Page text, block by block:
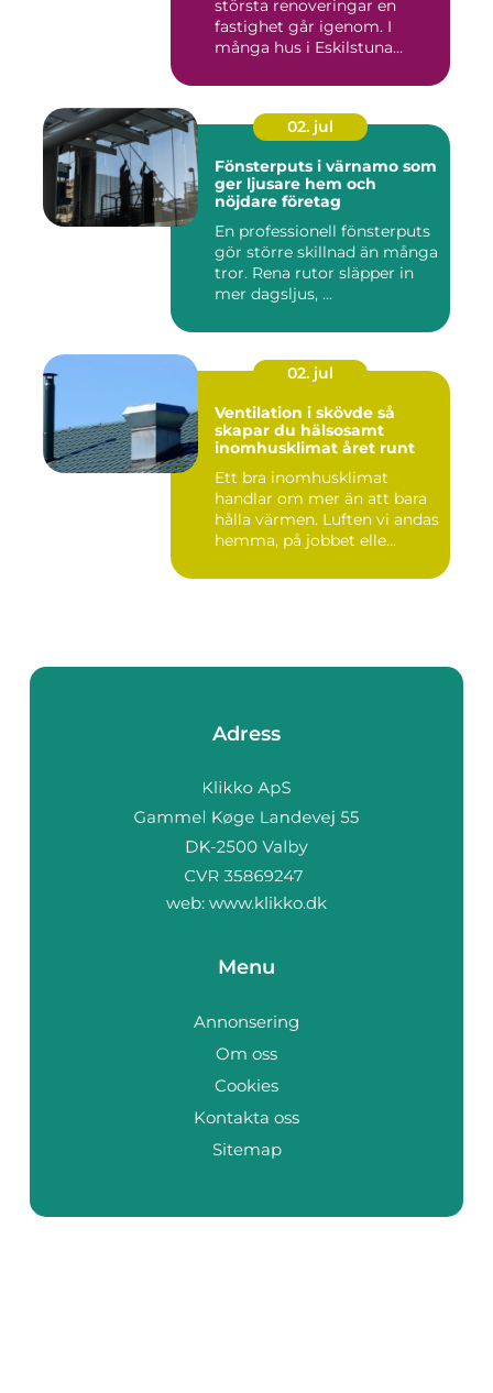
största renoveringar en
fastighet går igenom. I
många hus i Eskilstuna
02. jul
Fönsterputs i värnamo som
ger ljusare hem och
nöjdare företag
En professionell fönsterputs
gör större skillnad än många
tror. Rena rutor släpper in
mer dagsljus, ...
02. jul
Ventilation i skövde så
skapar du hälsosamt
inomhusklimat året runt
Ett bra inomhusklimat
handlar om mer än att bara
hålla värmen. Luften vi andas
hemma, på jobbet elle...
Adress
web: www.klikko.dk
Menu
Annonsering
Om oss
Cookies
Kontakta oss
Sitemap